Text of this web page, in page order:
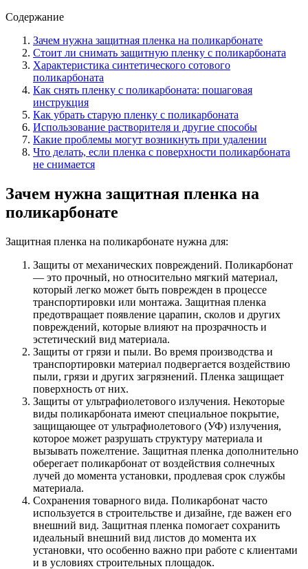
Содержание
Зачем нужна защитная пленка на поликарбонате
Стоит ли снимать защитную пленку с поликарбоната
Характеристика синтетического сотового
поликарбоната
Как снять пленку с поликарбоната: пошаговая
инструкция
Как убрать старую пленку с поликарбоната
Использование растворителя и другие способы
Какие проблемы могут возникнуть при удалении
Что делать, если пленка с поверхности поликарбоната
не снимается
Зачем нужна защитная пленка на
поликарбонате
Защитная пленка на поликарбонате нужна для:
Защиты от механических повреждений. Поликарбонат
— это прочный, но относительно мягкий материал,
который легко может быть поврежден в процессе
транспортировки или монтажа. Защитная пленка
предотвращает появление царапин, сколов и других
повреждений, которые влияют на прозрачность и
эстетический вид материала.
Защиты от грязи и пыли. Во время производства и
транспортировки материал подвергается воздействию
пыли, грязи и других загрязнений. Пленка защищает
поверхность от них.
Защиты от ультрафиолетового излучения. Некоторые
виды поликарбоната имеют специальное покрытие,
защищающее от ультрафиолетового (УФ) излучения,
которое может разрушать структуру материала и
вызывать пожелтение. Защитная пленка дополнительно
оберегает поликарбонат от воздействия солнечных
лучей до момента установки, продлевая срок службы
материала.
Сохранения товарного вида. Поликарбонат часто
используется в строительстве и дизайне, где важен его
внешний вид. Защитная пленка помогает сохранить
идеальный внешний вид листов до момента их
установки, что особенно важно при работе с клиентами
и в условиях строительных площадок.